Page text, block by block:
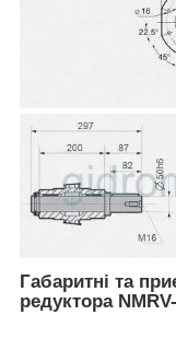
Габаритні та
редуктора